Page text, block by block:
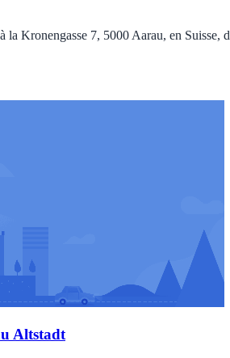
la Kronengasse 7, 5000 Aarau, en
Altstadt